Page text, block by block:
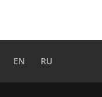
EN RU